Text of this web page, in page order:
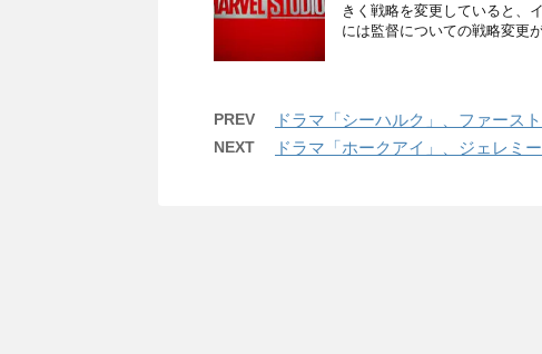
きく戦略を変更していると、
には監督についての戦略変更
PREV ドラマ「シーハルク」、ファース
NEXT ドラマ「ホークアイ」、ジェレミ